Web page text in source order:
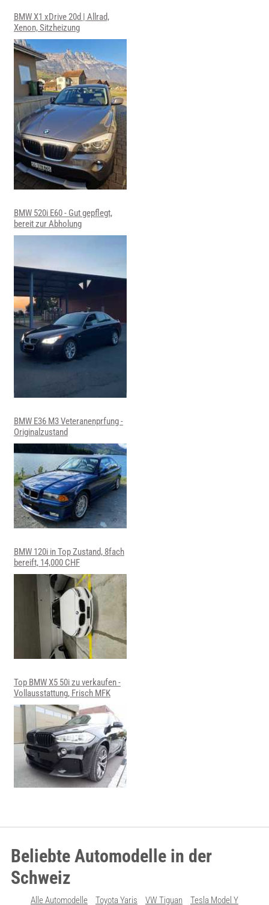
BMW X1 xDrive 20d | Allrad,
Xenon, Sitzheizung
BMW 520i E60 - Gut gepflegt,
bereit zur Abholung
BMW E36 M3 Veteranenprfung -
Originalzustand
BMW 120i in Top Zustand, 8fach
bereift, 14,000 CHF
Top BMW X5 50i zu verkaufen -
Vollausstattung, Frisch MFK
Beliebte Automodelle in der
Schweiz
Alle Automodelle Toyota Yaris VW Tiguan Tesla Model Y